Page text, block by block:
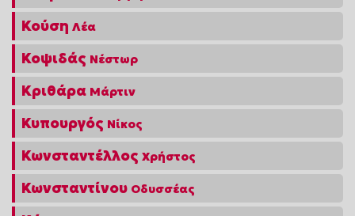
Κούση Λέα
Κοψιδάς Νέστωρ
Κριθάρα Μάρτιν
Κυπουργός Νίκος
Κωνσταντέλλος Χρήστος
Κωνσταντίνου Οδυσσέας